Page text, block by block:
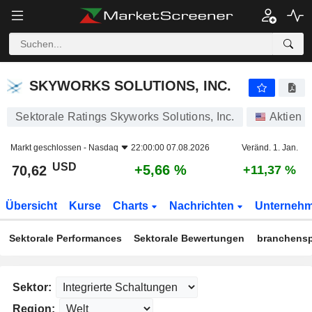
SKYWORKS SOLUTIONS, INC.
Sektorale Ratings Skyworks Solutions, Inc. Aktien
Markt geschlossen - Nasdaq 22:00:00 07.08.2026 Veränd. 1. Jan.
70,62 USD +5,66 % +11,37 %
Übersicht Kurse Charts Nachrichten
Sektorale Performances Sektorale Bewertungen
Sektor:
Region: